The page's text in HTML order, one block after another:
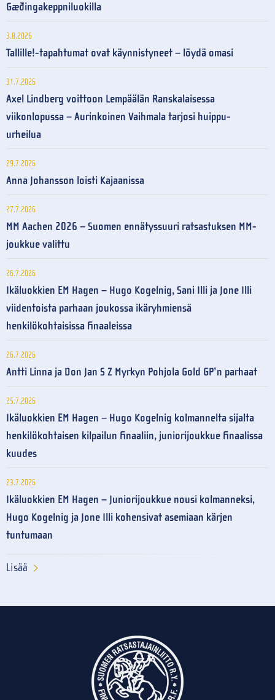
Gæðingakeppniluokilla
3.8.2026
Tallille!-tapahtumat ovat käynnistyneet – löydä omasi
31.7.2026
Axel Lindberg voittoon Lempäälän Ranskalaisessa
viikonlopussa – Aurinkoinen Vaihmala tarjosi huippu-
urheilua
29.7.2026
Anna Johansson loisti Kajaanissa
27.7.2026
MM Aachen 2026 – Suomen ennätyssuuri ratsastuksen MM-
joukkue valittu
26.7.2026
Ikäluokkien EM Hagen – Hugo Kogelnig, Sani Illi ja Jone Illi
viidentoista parhaan joukossa ikäryhmiensä
henkilökohtaisissa finaaleissa
26.7.2026
Antti Linna ja Don Jan S Z Myrkyn Pohjola Gold GP’n parhaat
25.7.2026
Ikäluokkien EM Hagen – Hugo Kogelnig kolmannelta sijalta
henkilökohtaisen kilpailun finaaliin, juniorijoukkue finaalissa
kuudes
23.7.2026
Ikäluokkien EM Hagen – Juniorijoukkue nousi kolmanneksi,
Hugo Kogelnig ja Jone Illi kohensivat asemiaan kärjen
tuntumaan
Lisää